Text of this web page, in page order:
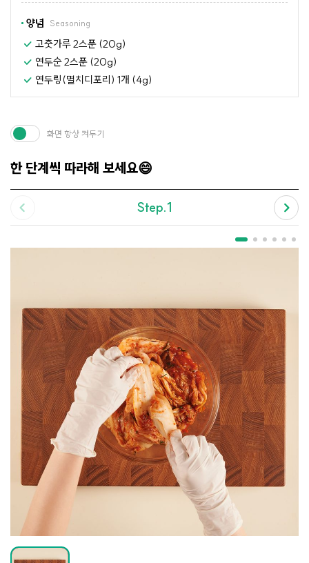
양념 Seasoning
고춧가루 2스푼 (20g)
연두순 2스푼 (20g)
연두링(멸치디포리) 1개 (4g)
한 단계씩 따라해 보세요😄
화면 항상 켜두기
Step.1